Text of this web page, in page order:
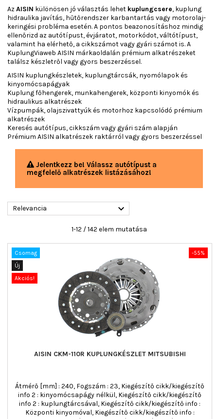
Az AISIN különösen jó választás lehet kuplungcsere, kuplung
hidraulika javítás, hűtőrendszer karbantartás vagy motorolaj-
keringési probléma esetén. A pontos beazonosításhoz mindig
ellenőrizd az autótípust, évjáratot, motorkódot, váltótípust,
valamint ha elérhető, a cikkszámot vagy gyári számot is. A
KuplungViaweb AISIN márkaoldalán prémium alkatrészeket
találsz készletről vagy gyors beszerzéssel.
AISIN kuplungkészletek, kuplungtárcsák, nyomólapok és
kinyomócsapágyak
Kuplung főhengerek, munkahengerek, központi kinyomók és
hidraulikus alkatrészek
Vízpumpák, olajszivattyúk és motorhoz kapcsolódó prémium
alkatrészek
Keresés autótípus, cikkszám vagy gyári szám alapján
Prémium AISIN alkatrészek raktárról vagy gyors beszerzéssel
Jelentkezz be! Válassz autótípust a
megfelelő alkatrészek listázásához!
Relevancia 
1-12 / 142 elem mutatása
-55%
Csomag
Új
Akciós!
AISIN CKM-110R KUPLUNGKÉSZLET MITSUBISHI
Átmérő [mm] : 240, Fogszám : 23, Kiegészítő cikk/kiegészítő
info 2 : kinyomócsapágy nélkül, Kiegészítő cikk/kiegészítő
info 2 : kuplungtárcsával, Kiegészítő cikk/kiegészítő info :
Központi kinyomóval, Kiegészítő cikk/kiegészítő info :